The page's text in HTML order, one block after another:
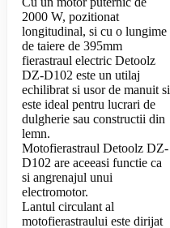
2000 W, pozitionat
longitudinal, si cu o lungime
de taiere de 395mm
fierastraul electric Detoolz
DZ-D102 este un utilaj
echilibrat si usor de manuit si
este ideal pentru lucrari de
dulgherie sau constructii din
lemn.
Motofierastraul Detoolz DZ-
D102 are aceeasi functie ca
si angrenajul unui
electromotor.
Lantul circulant al
motofierastraului este dirijat